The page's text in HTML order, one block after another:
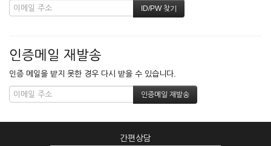
인증메일 재발송
인증 메일을 받지 못한 경우 다시 받을 수 있습니다.
간편상담